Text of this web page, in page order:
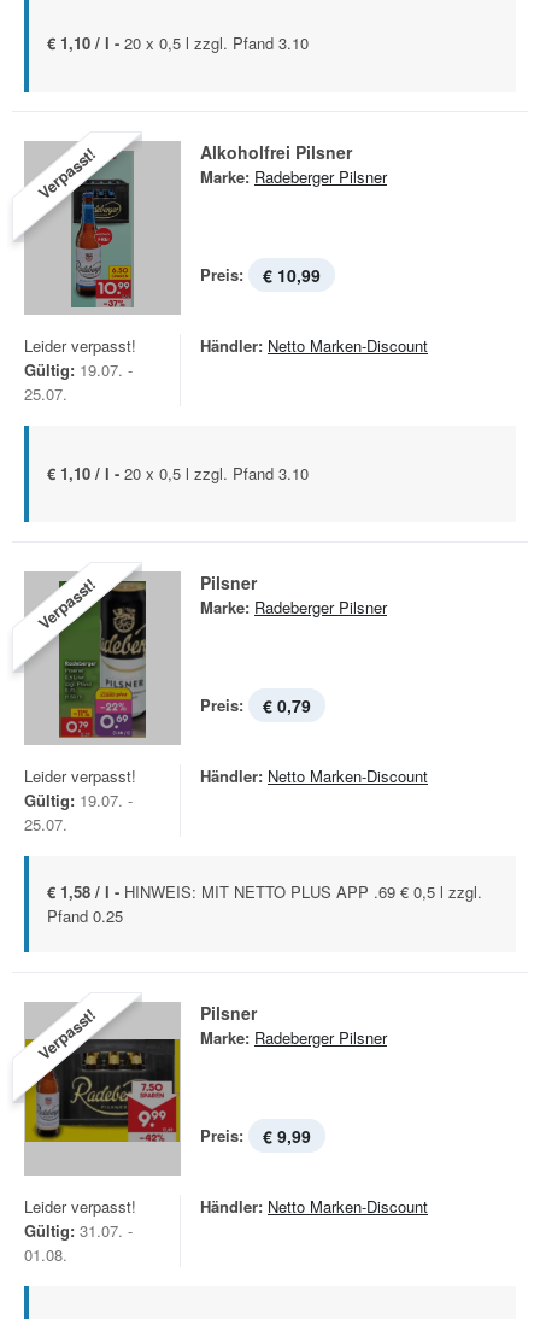
€ 1,10 / l - 20 x 0,5 l zzgl. Pfand 3.10
Verpasst! Alkoholfrei Pilsner
Marke: Radeberger Pilsner
Preis: € 10,99
Leider verpasst!
Gültig: 19.07. -
25.07.
Händler: Netto Marken-Discount
€ 1,10 / l - 20 x 0,5 l zzgl. Pfand 3.10
Verpasst! Pilsner
Marke: Radeberger Pilsner
Preis: € 0,79
Leider verpasst!
Gültig: 19.07. -
25.07.
Händler: Netto Marken-Discount
€ 1,58 / l - HINWEIS: MIT NETTO PLUS APP .69 € 0,5 l zzgl.
Pfand 0.25
Verpasst! Pilsner
Marke: Radeberger Pilsner
Preis: € 9,99
Leider verpasst!
Gültig: 31.07. -
01.08.
Händler: Netto Marken-Discount